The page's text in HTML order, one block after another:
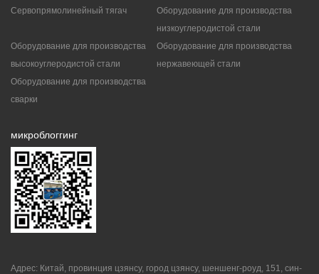
Сервопрямолинейный тягач
Оборудование для производства
низкоуглеродистой стали
Оборудование для производства
высокоуглеродистой стали
Оборудование для производства
нержавеющей стали
Оборудование для производства
сварки
микроблоггинг
Адрес: Китай, провинция цзянсу, город цзянсу, шеншенг-роуд, 151, син-